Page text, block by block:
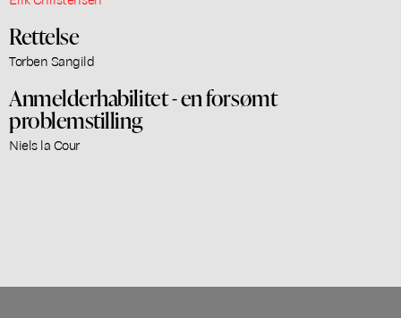
Rettelse
Torben Sangild
Anmelderhabilitet - en forsømt
problemstilling
Niels la Cour